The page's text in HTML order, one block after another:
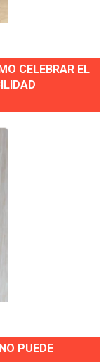
CELEBRAR EL
PUEDE